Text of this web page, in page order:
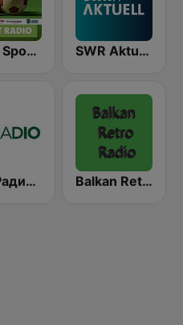
RPR1. Sport Radio SWR Aktuell
bTV Радио (BTV Radio) Balkan Retro Radio